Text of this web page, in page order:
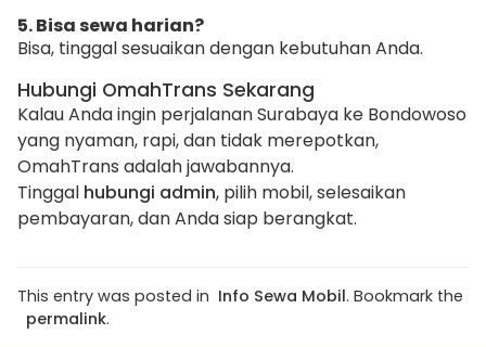
5. Bisa sewa harian?
Bisa, tinggal sesuaikan dengan kebutuhan Anda.
Hubungi OmahTrans Sekarang
Kalau Anda ingin perjalanan Surabaya ke Bondowoso
yang nyaman, rapi, dan tidak merepotkan,
OmahTrans adalah jawabannya.
Tinggal hubungi admin, pilih mobil, selesaikan
pembayaran, dan Anda siap berangkat.
This entry was posted in Info Sewa Mobil. Bookmark the
permalink.